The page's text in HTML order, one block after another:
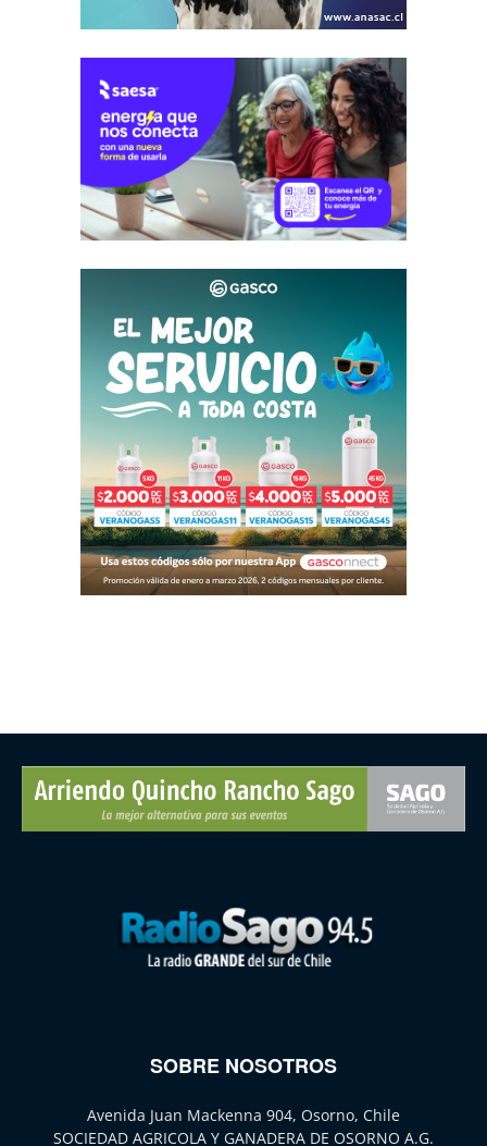
SOBRE NOSOTROS
Avenida Juan Mackenna 904, Osorno, Chile
SOCIEDAD AGRICOLA Y GANADERA DE OSORNO A.G.